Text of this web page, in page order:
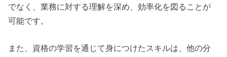
でなく、業務に対する理解を深め、効率化を図ることが
可能です。
また、資格の学習を通じて身につけたスキルは、他の分